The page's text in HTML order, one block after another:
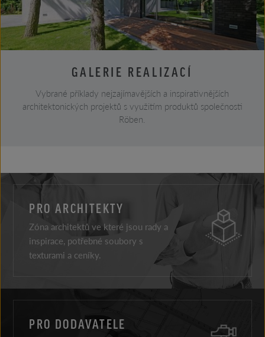
GALERIE REALIZACÍ
Vybrané příklady nejzajímavějších a inspirativnějších
architektonických projektů s využitím produktů společnosti
Röben.
PRO ARCHITEKTY
Zóna architektů ve které jsou rady a
inspirace, potřebné soubory s
texturami a ceníky.
PRO DODAVATELE